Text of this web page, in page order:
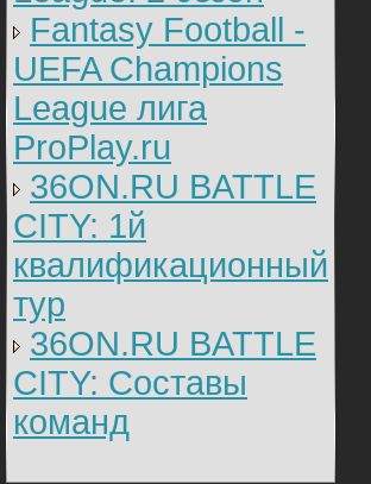
Fantasy Football -
UEFA Champions
League лига
ProPlay.ru
36ON.RU BATTLE
CITY: 1й
квалификационный
тур
36ON.RU BATTLE
CITY: Составы
команд